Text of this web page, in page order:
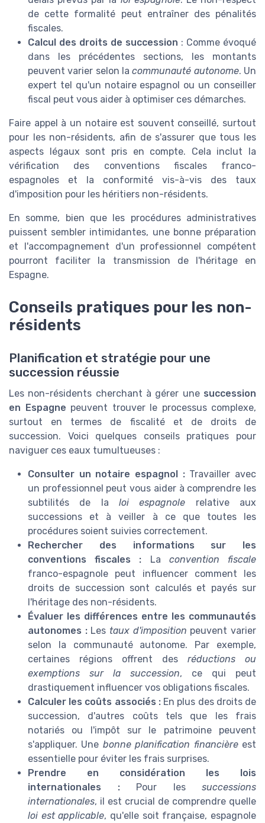
de cette formalité peut entraîner des pénalités
fiscales.
Calcul des droits de succession : Comme évoqué
dans les précédentes sections, les montants
peuvent varier selon lacommunauté autonome. Un
expert tel qu'un notaire espagnol ou un conseiller
fiscal peut vous aider à optimiser ces démarches.
Faire appel à un notaire est souvent conseillé, surtout
pour les non-résidents, afin de s'assurer que tous les
aspects légaux sont pris en compte. Cela inclut la
vérification des conventions fiscales franco-
espagnoles et la conformité vis-à-vis des taux
d'imposition pour les héritiers non-résidents.
En somme, bien que les procédures administratives
puissent sembler intimidantes, une bonne préparation
et l'accompagnement d'un professionnel compétent
pourront faciliter la transmission de l'héritage en
Espagne.
Conseils pratiques pour les non-
résidents
Planification et stratégie pour une
succession réussie
Les non-résidents cherchant à gérer une succession
en Espagne peuvent trouver le processus complexe,
surtout en termes de fiscalité et de droits de
succession. Voici quelques conseils pratiques pour
naviguer ces eaux tumultueuses :
Consulter un notaire espagnol :Travailler avec
un professionnel peut vous aider à comprendre les
subtilités de la loi espagnole relative aux
successions et à veiller à ce que toutes les
procédures soient suivies correctement.
Rechercher des informations sur les
conventions fiscales : La convention fiscale
franco-espagnole peut influencer comment les
droits de succession sont calculés et payés sur
l'héritage des non-résidents.
Évaluer les différences entre les communautés
autonomes :Les taux d'imposition peuvent varier
selon la communauté autonome. Par exemple,
certaines régions offrent des réductions ou
exemptions sur la succession, ce qui peut
drastiquement influencer vos obligations fiscales.
Calculer les coûts associés :En plus des droits de
succession, d'autres coûts tels que les frais
notariés ou l'impôt sur le patrimoine peuvent
s'appliquer. Une bonne planification financièreest
essentielle pour éviter les frais surprises.
Prendre en considération les lois
internationales :Pour les successions
internationales, il est crucial de comprendre quelle
loi est applicable, qu'elle soit française, espagnole